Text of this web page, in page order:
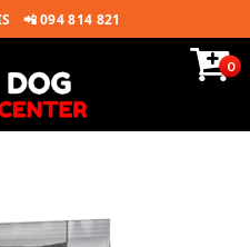
📲 094 814 821
0